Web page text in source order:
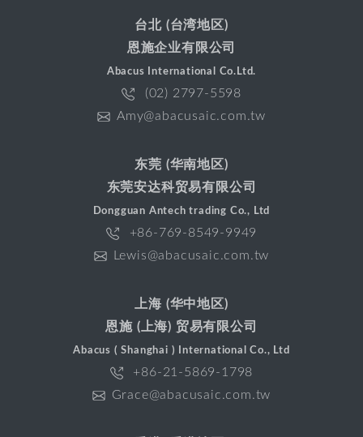
台北 (台湾地区)
恩施企业有限公司
Abacus International Co.Ltd.
(02) 2797-5598
Amy@abacusaic.com.tw
东莞 (华南地区)
东莞安达科贸易有限公司
Dongguan Antech trading Co., Ltd
+86-769-8549-9949
Lewis@abacusaic.com.tw
上海 (华中地区)
恩施 (上海) 贸易有限公司
Abacus ( Shanghai ) International Co., Ltd
+86-21-5869-1798
Grace@abacusaic.com.tw